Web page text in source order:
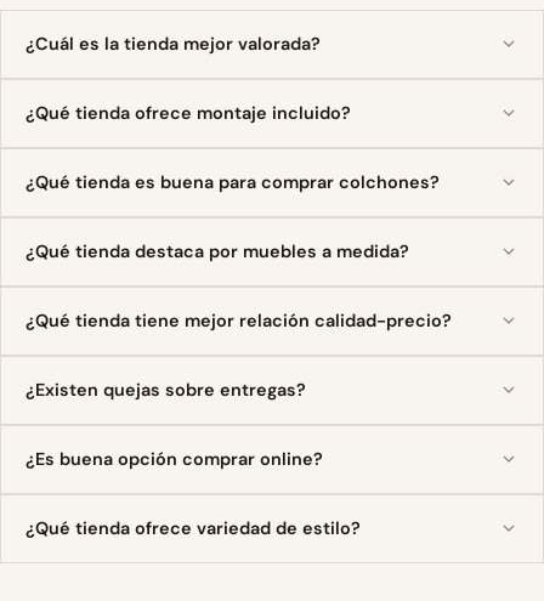
¿Cuál es la tienda mejor valorada?
¿Qué tienda ofrece montaje incluido?
¿Qué tienda es buena para comprar colchones?
¿Qué tienda destaca por muebles a medida?
¿Qué tienda tiene mejor relación calidad-precio?
¿Existen quejas sobre entregas?
¿Es buena opción comprar online?
¿Qué tienda ofrece variedad de estilo?